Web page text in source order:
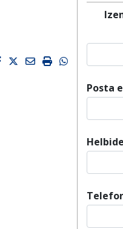
Facebook
Twitter
EmailImprimirWhatsapp
Posta